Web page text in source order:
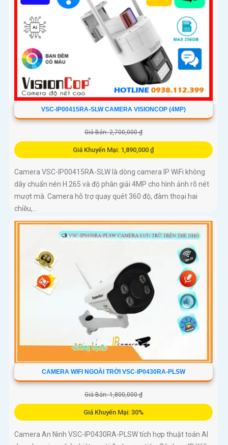
VSC-IP00415RA-SLW CAMERA VISIONCOP (4MP)
Giá Bán: 2,700,000 ₫
Giá Khuyến Mại: 1,890,000 ₫
Camera VSC-IP00415RA-SLW là dòng camera IP WiFi không
dây chuẩn nén H.265 và độ phân giải 4MP cho hình ảnh rõ nét
mượt mà. Camera hỗ trợ quay quét 360 độ, đàm thoại hai
chiều,...
CAMERA WIFI NGOÀI TRỜI VSC-IP0430RA-PLSW
Giá Bán: 1,800,000 ₫
Giá Khuyến Mại: 30%
Camera An Ninh VSC-IP0430RA-PLSW tích hợp thuật toán AI